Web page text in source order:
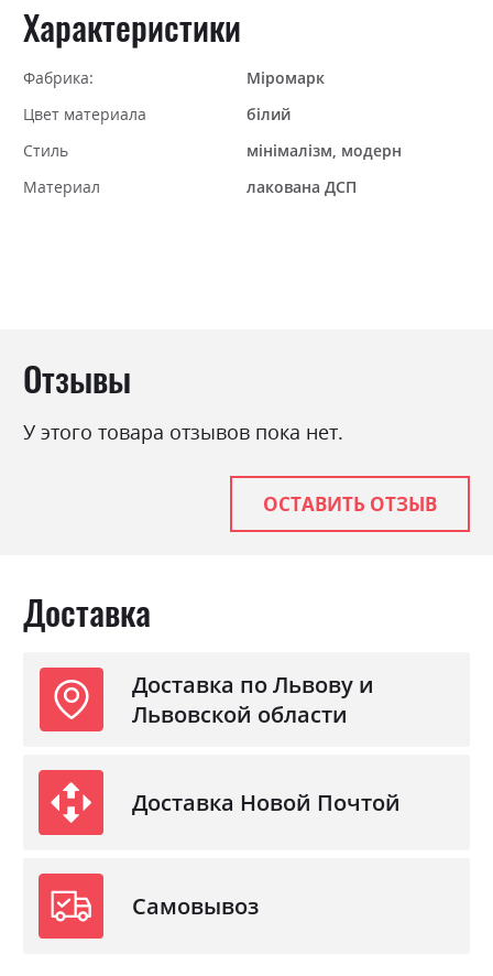
Характеристики
Фабрика:
Міромарк
Цвет материала
білий
Стиль
мінімалізм, модерн
Материал
лакована ДСП
Отзывы
У этого товара отзывов пока нет.
ОСТАВИТЬ ОТЗЫВ
Доставка
Доставка по Львову и
Львовской области
Доставка Новой Почтой
Самовывоз